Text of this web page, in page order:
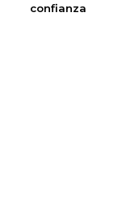
confianza